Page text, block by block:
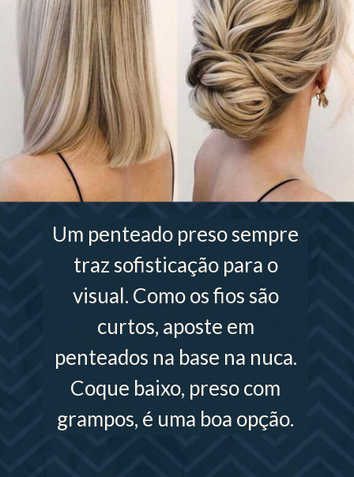
Um penteado preso sempre
traz sofisticação para o
visual. Como os fios são
curtos, aposte em
penteados na base na nuca.
Coque baixo, preso com
grampos, é uma boa opção.